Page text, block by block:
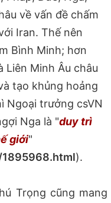
về vấn đề chấm
Iran. Thế nên
Bình Minh; hơn
Liên Minh Âu châu
tạo khủng hoảng
Ngoại trưởng csVN
Nga là "duy trì
giới"
).
Trọng cũng mang